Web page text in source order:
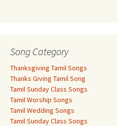
Song Category
Thanksgiving Tamil Songs
Thanks Giving Tamil Song
Tamil Sunday Class Songs
Tamil Worship Songs
Tamil Wedding Songs
Tamil Sunday Class Songs